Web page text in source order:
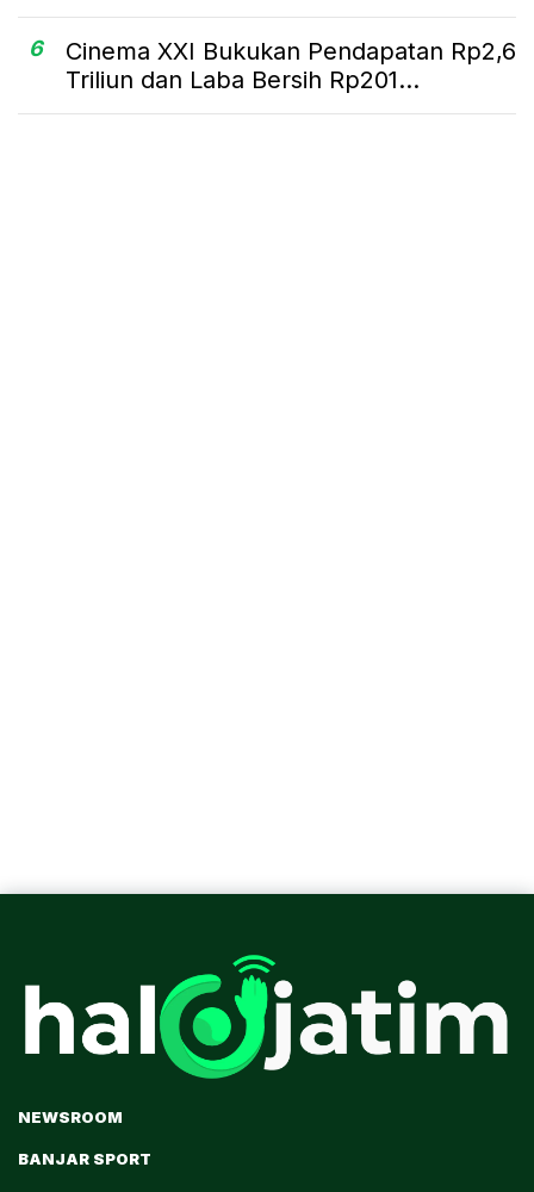
6
Cinema XXI Bukukan Pendapatan Rp2,6
Triliun dan Laba Bersih Rp201...
NEWSROOM
BANJAR SPORT